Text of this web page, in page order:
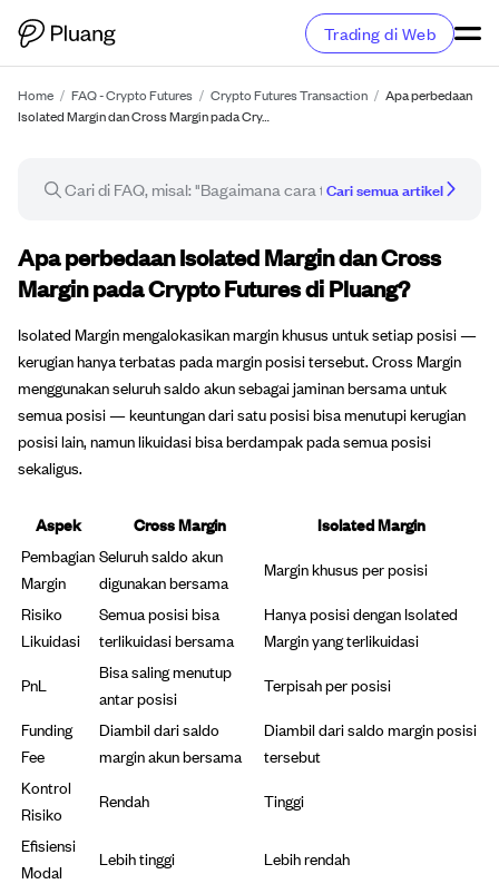
Trading di Web
Home / FAQ - Crypto Futures / Crypto Futures Transaction / Apa perbedaan
Isolated Margin dan Cross Margin pada Cry…
Cari semua artikel
Artikel FAQ
Apa perbedaan Isolated Margin dan Cross
Margin pada Crypto Futures di Pluang?
Isolated Margin mengalokasikan margin khusus untuk setiap posisi —
kerugian hanya terbatas pada margin posisi tersebut. Cross Margin
menggunakan seluruh saldo akun sebagai jaminan bersama untuk
semua posisi — keuntungan dari satu posisi bisa menutupi kerugian
posisi lain, namun likuidasi bisa berdampak pada semua posisi
sekaligus.
Aspek Cross Margin
Isolated Margin
Pembagian
Margin
Seluruh saldo akun
digunakan bersama
Margin khusus per posisi
Risiko
Likuidasi
Semua posisi bisa
terlikuidasi bersama
Hanya posisi dengan Isolated
Margin yang terlikuidasi
PnL
Bisa saling menutup
antar posisi
Terpisah per posisi
Funding
Fee
Diambil dari saldo
margin akun bersama
Diambil dari saldo margin posisi
tersebut
Kontrol
Risiko
Rendah
Tinggi
Efisiensi
Modal
Lebih tinggi Lebih rendah